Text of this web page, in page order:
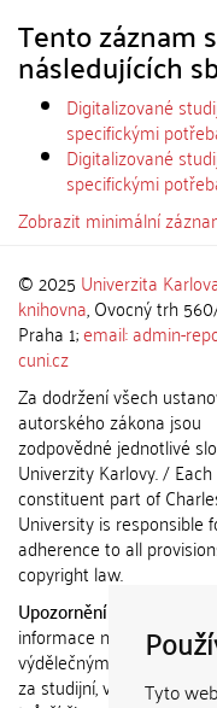
Tyto
Tento záznam
následujících
Digitalizované
specifickými
Digitalizované
specifickými
Zobrazit minimální
© 2025 Univerzita
knihovna, Ovocný trh
Praha 1;email: admin-
cuni.cz
Za dodržení všech
autorského zákona jsou
zodpovědné jednotlivé
Univerzity Karlovy. / Each
constituent part of
University is responsible
adherence to all
copyright law.
Upozornění / Notice:
informace nemohou být
výdělečným účelům
za studijní, vědeckou